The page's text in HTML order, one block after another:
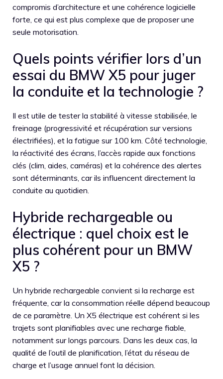
compromis d’architecture et une cohérence logicielle
forte, ce qui est plus complexe que de proposer une
seule motorisation.
Quels points vérifier lors d’un
essai du BMW X5 pour juger
la conduite et la technologie ?
Il est utile de tester la stabilité à vitesse stabilisée, le
freinage (progressivité et récupération sur versions
électrifiées), et la fatigue sur 100 km. Côté technologie,
la réactivité des écrans, l’accès rapide aux fonctions
clés (clim, aides, caméras) et la cohérence des alertes
sont déterminants, car ils influencent directement la
conduite au quotidien.
Hybride rechargeable ou
électrique : quel choix est le
plus cohérent pour un BMW
X5 ?
Un hybride rechargeable convient si la recharge est
fréquente, car la consommation réelle dépend beaucoup
de ce paramètre. Un X5 électrique est cohérent si les
trajets sont planifiables avec une recharge fiable,
notamment sur longs parcours. Dans les deux cas, la
qualité de l’outil de planification, l’état du réseau de
charge et l’usage annuel font la décision.